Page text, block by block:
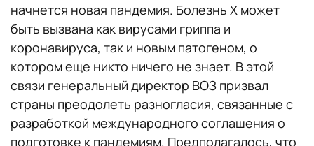
начнется новая пандемия. Болезнь X может
быть вызвана как вирусами гриппа и
коронавируса, так и новым патогеном, о
котором еще никто ничего не знает. В этой
связи генеральный директор ВОЗ призвал
страны преодолеть разногласия, связанные с
разработкой международного соглашения о
подготовке к пандемиям. Предполагалось, что